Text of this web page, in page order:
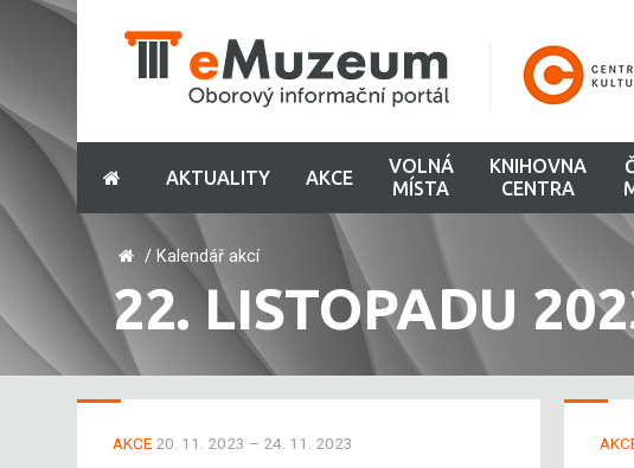
AKTUALITY AKCE
VOLNÁ
MÍSTA
KNIHOVNA
CENTRA
/ Kalendář akcí
22. LISTOPADU
AKCE 20. 11. 2023 – 24. 11. 2023